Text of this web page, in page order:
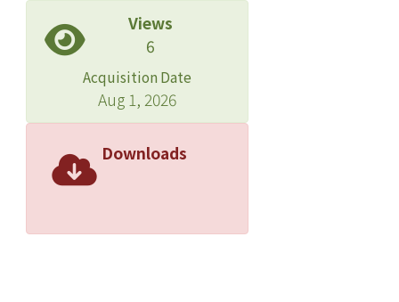
Views
6
Acquisition Date
Aug 1, 2026
Downloads